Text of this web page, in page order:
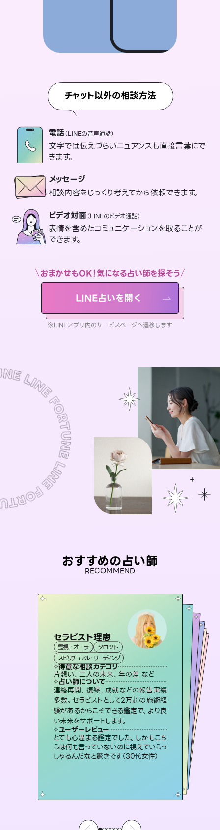
チャット以外の相談方法
電話（LINEの音声通話）
文字では伝えづらいニュアンスも直接言葉にで
きます。
メッセージ
相談内容をじっくり考えてから依頼できます。
ビデオ対面（LINEのビデオ通話）
表情を含めたコミュニケーションを取ることが
できます。
おまかせもOK！気になる占い師を探そう
LINE占いを開く
※LINEアプリ内のサービスページへ遷移します
おすすめの占い師
RECOMMEND
セラピスト理恵
霊視・オーラ
タロット
スピリチュアル・リーディング
得意な相談カテゴリ
片想い、二人の未来、年の差 など
占い師について
連絡再開、復縁、成就などの報告実績
多数。セラピストとして2万超の施術経
験があるからこそできる鑑定で、より良
い未来をサポートします。
ユーザーレビュー
とても心温まる鑑定でした。しかもこち
らは何も言っていないのに視えていらっ
しゃるんだなと驚きです（30代女性）
彗望（すいぼう）
霊視・オーラ 透視
スピリチュアル・リーディング
得意な相談カテゴリ
片想い、あの人の気持ち、復縁 など
占い師について
3,700年以上の歴史を持つ東洋最古の
占術「易占」で詳細まで占い、幸せへ向
かう道筋を示します。厳しい結果にも具
体的な対策をお伝えします。
ユーザーレビュー
複雑な背景もしっかり聞いて鑑定して
いただけました。気持ちが楽になりまし
た（50代 女性）
アイリス -iris-
西洋占星術 タロット
ルーン
得意な相談カテゴリ
恋愛総合、片想い、二人の未来 など
占い師について
復縁、恋愛、不倫の行方、同性愛や片
思い、仕事関係や借金問題まで知りた
いことや心の負担になっていることを
紐解き、背中をそっと押して導きます。
ユーザーレビュー
安心感のあり、言い切ってくれる所や濁
さない鑑定のおかげで、毎回自分の気
持ちを整えられます（30代 男性）
未来視師＊花
霊視・オーラ
スピリチュアル・リーディング
得意な相談カテゴリ
出逢い、片想い、復縁 など
占い師について
未来には何パターンもの選択肢があります。不安で視えにくくなっているあなたの素敵な未来を見つけ、その未来を選択できるようアドバイスします。
ユーザーレビュー
職場の人の性質や人間関係、本心など
本当によく視えていてびっくり。対策が
打てて前向きになれます（40代）
おう 霊感オラクル
霊視・オーラ
オラクルカード
得意な相談カテゴリ
恋愛総合、あの人の気持ち など
占い師について
霊視×オラクルカードを使って「今」と
「未来」そして「気になるあの人の気持
ち」まで丁寧に読み解き、恋や人生のヒ
ントを優しく引き出します。
ユーザーレビュー
不安な気持ちが嘘みたいに晴れまし
た…！よく視えていらっしゃるんだなと
感じました（40代 女性）
桃源珠羽
霊視・オーラ タロット
スピリチュアル・リーディング
得意な相談カテゴリ
片想い、あの人の気持ち、復縁 など
占い師について
恋愛のお悩みの中でも特に「曖昧な関
係」の相談を得意としており、友達以上
恋人未満なお相手との今後や本音を丁
寧に読み解き恋愛成就へと導きます。
ユーザーレビュー
鑑定していただいてアドバイス通りに行
動すると仲が復活してきました。ありが
とうございました（40代 女性）